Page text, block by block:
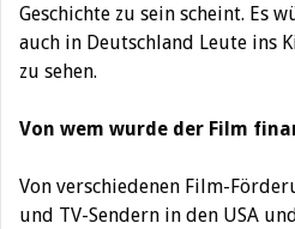
Geschichte zu sein scheint. Es
auch in Deutschland Leute ins
zu sehen.
Von wem wurde der Film
Von verschiedenen Film-
und TV-Sendern in den USA